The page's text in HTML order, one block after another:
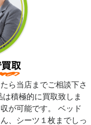
ら当店までご相談下さ
積極的に買取致しま
が可能です。 ベッド
、シーツ１枚までしっ